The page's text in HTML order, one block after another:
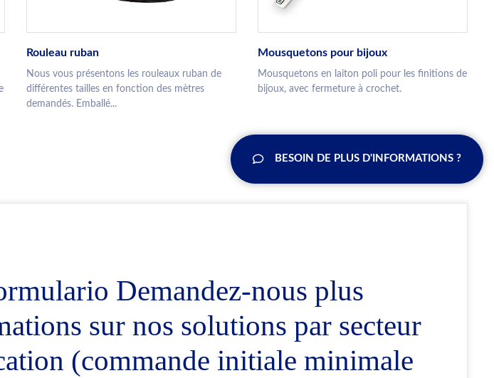
Rouleau ruban
Nous vous présentons les rouleaux ruban de
différentes tailles en fonction des mètres
demandés. Emballé...
Mousquetons pour bijoux
Mousquetons en laiton poli pour les finitions de
bijoux, avec fermeture à crochet.
BESOIN DE PLUS D'INFORMATIONS ?
Demandez-nous plus
sur nos solutions par secteur
(commande initiale minimale